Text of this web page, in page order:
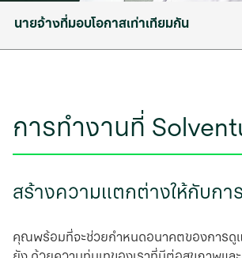
นายจ้างที่มอบโอกาสเท่าเทียมกัน
การทํางานที่
สร้างความแตกต่างให้กับก
คุณพร้อมที่จะช่วยกําหนดอนาคตของการดู